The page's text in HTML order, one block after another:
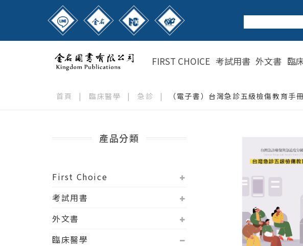
FIRST CHOICE 考試用書 外文書 臨
首頁 | 臨床醫學 | 急診 | （電子書）台灣急診五級檢傷教
產品分類
First Choice
考試用書
外文書
臨床醫學